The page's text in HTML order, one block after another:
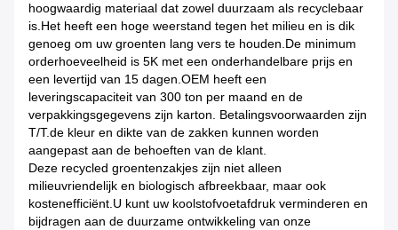
hoogwaardig materiaal dat zowel duurzaam als recyclebaar
is.Het heeft een hoge weerstand tegen het milieu en is dik
genoeg om uw groenten lang vers te houden.De minimum
orderhoeveelheid is 5K met een onderhandelbare prijs en
een levertijd van 15 dagen.OEM heeft een
leveringscapaciteit van 300 ton per maand en de
verpakkingsgegevens zijn karton. Betalingsvoorwaarden zijn
T/T.de kleur en dikte van de zakken kunnen worden
aangepast aan de behoeften van de klant.
Deze recycled groentenzakjes zijn niet alleen
milieuvriendelijk en biologisch afbreekbaar, maar ook
kostenefficiënt.U kunt uw koolstofvoetafdruk verminderen en
bijdragen aan de duurzame ontwikkeling van onze